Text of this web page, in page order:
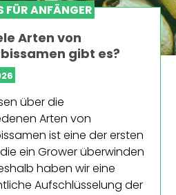
FÜR ANFÄNGER
Arten von
gibt es?
über die
Arten von
ist eine der ersten
ein Grower überwinden
haben wir eine
Aufschlüsselung der